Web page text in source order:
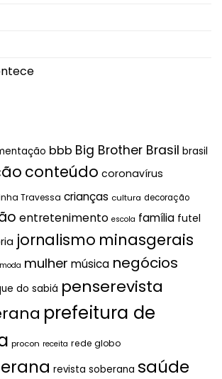
bbb Big Brother Brasil brasil
conteúdo coronavírus
Travessa crianças cultura decoração
entretenimento escola família futel
jornalismo minasgerais
moda mulher música negócios
do sabiá penserevista
prefeitura de
procon receita rede globo
revista soberana saúde